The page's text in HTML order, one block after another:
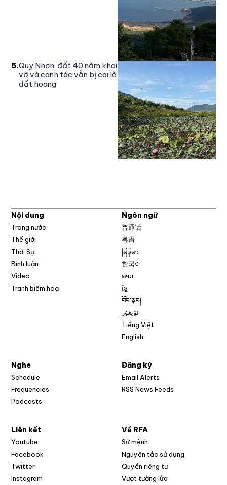
5.Quy Nhơn: đất 40 năm khai
vỡ và canh tác vẫn bị coi là
đất hoang
Nội dung
Trong nước
Thế giới
Thời Sự
Bình luận
Video
Tranh biếm hoạ
Ngôn ngữ
普通话
粤语
မြန်မာ
한국어
ລາວ
ខ្មែ
བོད་སྐད།
ئۇيغۇر
Tiếng Việt
English
Nghe
Schedule
Frequencies
Podcasts
Đăng ký
Email Alerts
RSS News Feeds
Liên kết
Youtube
Facebook
Twitter
Instagram
Về RFA
Sứ mệnh
Nguyên tắc sử dụng
Quyền riêng tư
Vượt tường lửa